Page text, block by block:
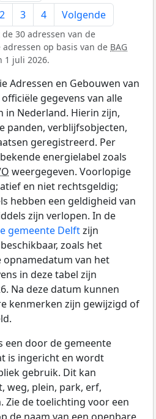
2 3 4 Volgende
30 adressen van de
op basis van de BAG
1 juli 2026.
Adressen en Gebouwen van
gegevens van alle
in Nederland. Hierin zijn,
panden, verblijfsobjecten,
geregistreerd. Per
energielabel zoals
weergegeven. Voorlopige
en niet rechtsgeldig;
hebben een geldigheid van
zijn verlopen. In de
gemeente Delftzijn
zoals het
opnamedatum van het
in deze tabel zijn
Na deze datum kunnen
kenmerken zijn gewijzigd of
een door de gemeente
is ingericht en wordt
gebruik. Dit kan
weg, plein, park, erf,
Zie de toelichting voor een